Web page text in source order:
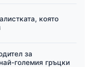
която
за
големия гръцки